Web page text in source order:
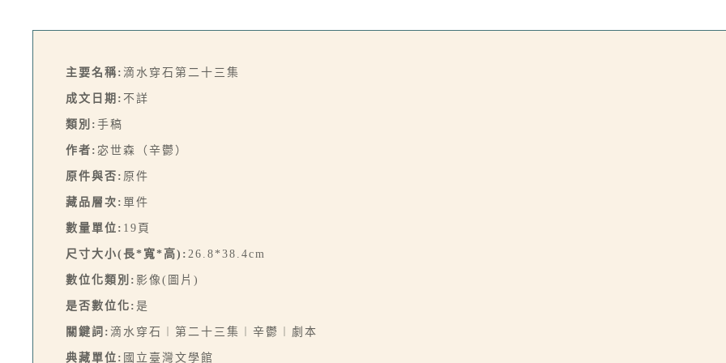
主要名稱: 滴水穿石第二十三集
成文日期: 不詳
類別: 手稿
作者: 宓世森（辛鬱）
原件與否: 原件
藏品層次: 單件
數量單位: 19頁
尺寸大小(長*寬*高): 26.8*38.4cm
數位化類別: 影像(圖片)
是否數位化: 是
關鍵詞: 滴水穿石︱第二十三集︱辛鬱︱劇本
典藏單位: 國立臺灣文學館